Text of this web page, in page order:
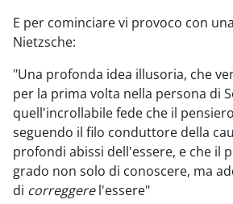
E per cominciare vi provoco con
Nietzsche:
"Una profonda idea illusoria, che
per la prima volta nella persona di
quell'incrollabile fede che il
seguendo il filo conduttore della
profondi abissi dell'essere, e che il
grado non solo di conoscere, ma
di correggerel'essere"